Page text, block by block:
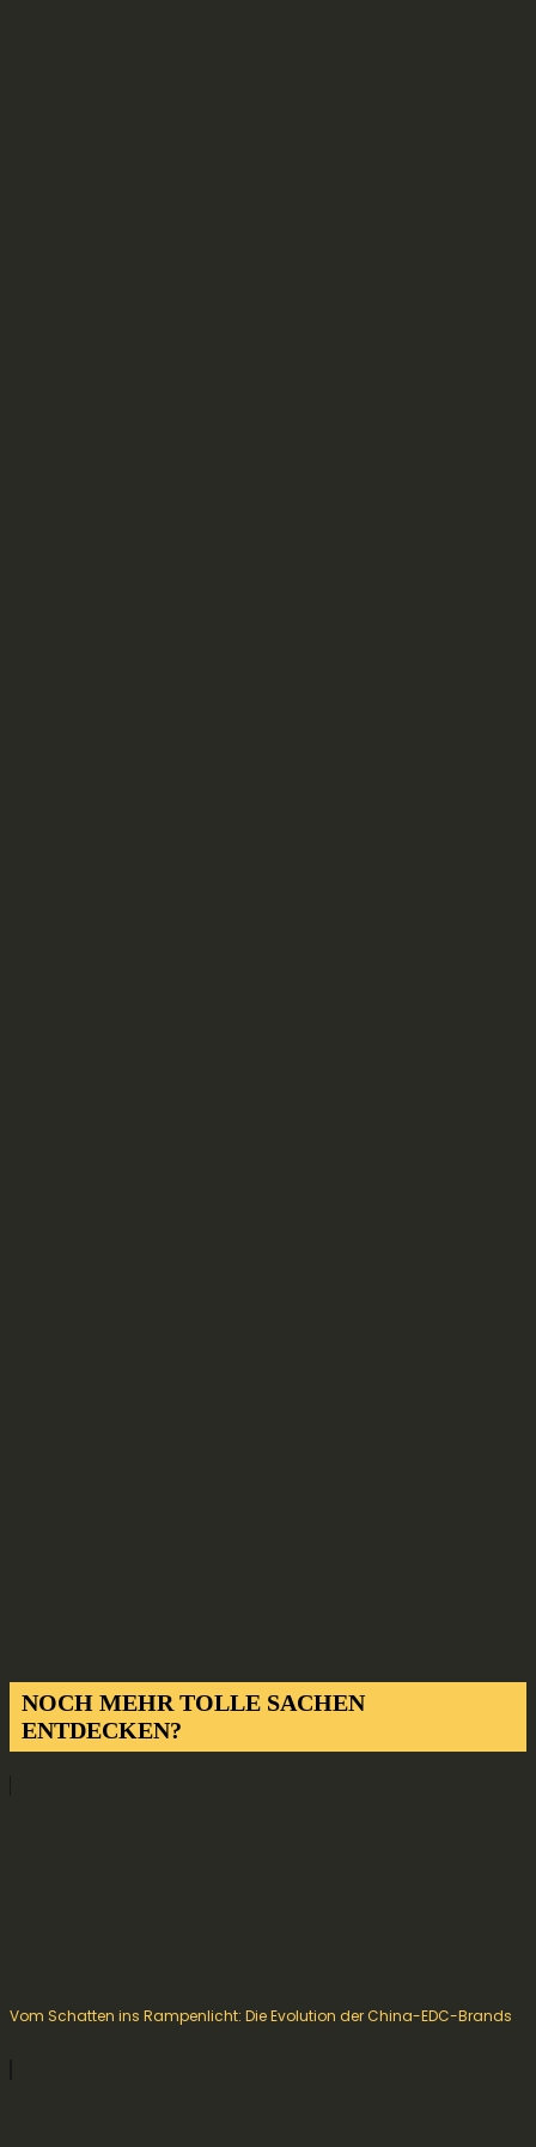
NOCH MEHR TOLLE SACHEN
ENTDECKEN?
Vom Schatten ins Rampenlicht: Die Evolution der China-EDC-Brands